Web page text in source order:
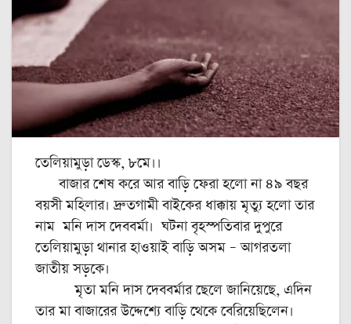
তেলিয়ামুড়া ডেস্ক, ৮মে।।
বাজার শেষ করে আর বাড়ি ফেরা হলো না ৪৯ বছর
বয়সী মহিলার। দ্রুতগামী বাইকের ধাক্কায় মৃত্যু হলো তার
নাম মনি দাস দেববর্মা। ঘটনা বৃহস্পতিবার দুপুরে
তেলিয়ামুড়া থানার হাওয়াই বাড়ি অসম – আগরতলা
জাতীয় সড়কে।
মৃতা মনি দাস দেববর্মার ছেলে জানিয়েছে, এদিন
তার মা বাজারের উদ্দেশ্যে বাড়ি থেকে বেরিয়েছিলেন।